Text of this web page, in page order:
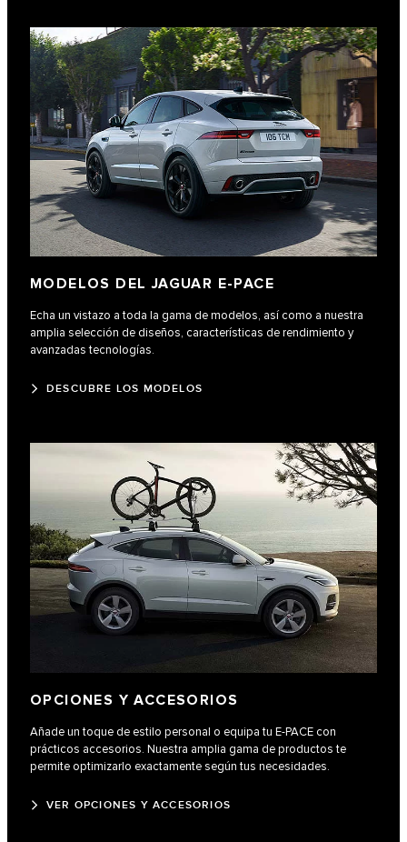
MODELOS DEL JAGUAR E-PACE
Echa un vistazo a toda la gama de modelos, así como a nuestra
amplia selección de diseños, características de rendimiento y
avanzadas tecnologías.
DESCUBRE LOS MODELOS
OPCIONES Y ACCESORIOS
Añade un toque de estilo personal o equipa tu E‑PACE con
prácticos accesorios. Nuestra amplia gama de productos te
permite optimizarlo exactamente según tus necesidades.
VER OPCIONES Y ACCESORIOS